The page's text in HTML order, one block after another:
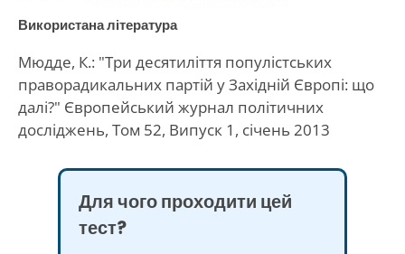
Використана література
Мюдде, К.: "Три десятиліття популістських
праворадикальних партій у Західній Європі: що
далі?" Європейський журнал політичних
досліджень, Том 52, Випуск 1, січень 2013
Для чого проходити цей
тест?